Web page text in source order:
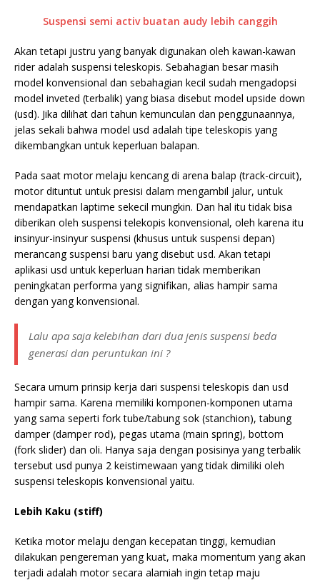
Suspensi semi activ buatan audy lebih canggih
Akan tetapi justru yang banyak digunakan oleh kawan-kawan
rider adalah suspensi teleskopis. Sebahagian besar masih
model konvensional dan sebahagian kecil sudah mengadopsi
model inveted (terbalik) yang biasa disebut model upside down
(usd). Jika dilihat dari tahun kemunculan dan penggunaannya,
jelas sekali bahwa model usd adalah tipe teleskopis yang
dikembangkan untuk keperluan balapan.
Pada saat motor melaju kencang di arena balap (track-circuit),
motor dituntut untuk presisi dalam mengambil jalur, untuk
mendapatkan laptime sekecil mungkin. Dan hal itu tidak bisa
diberikan oleh suspensi telekopis konvensional, oleh karena itu
insinyur-insinyur suspensi (khusus untuk suspensi depan)
merancang suspensi baru yang disebut usd. Akan tetapi
aplikasi usd untuk keperluan harian tidak memberikan
peningkatan performa yang signifikan, alias hampir sama
dengan yang konvensional.
Lalu apa saja kelebihan dari dua jenis suspensi beda
generasi dan peruntukan ini ?
Secara umum prinsip kerja dari suspensi teleskopis dan usd
hampir sama. Karena memiliki komponen-komponen utama
yang sama seperti fork tube/tabung sok (stanchion), tabung
damper (damper rod), pegas utama (main spring), bottom
(fork slider) dan oli. Hanya saja dengan posisinya yang terbalik
tersebut usd punya 2 keistimewaan yang tidak dimiliki oleh
suspensi teleskopis konvensional yaitu.
Lebih Kaku (stiff)
Ketika motor melaju dengan kecepatan tinggi, kemudian
dilakukan pengereman yang kuat, maka momentum yang akan
terjadi adalah motor secara alamiah ingin tetap maju